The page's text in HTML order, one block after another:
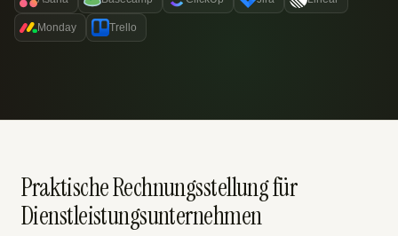
Monday Trello
Praktische Rechnungsstellung für
Dienstleistungsunternehmen